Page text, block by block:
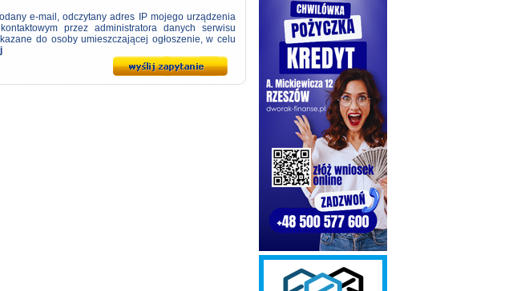
e-mail, odczytany adres IP mojego urządzenia
przez administratora danych serwisu
do osoby umieszczającej ogłoszenie, w celu